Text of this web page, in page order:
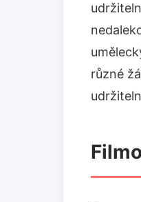
různé